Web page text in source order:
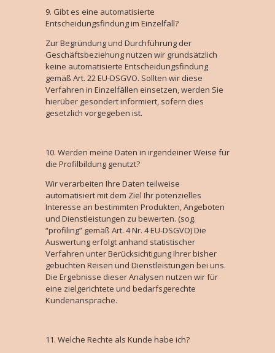
Gibt es eine automatisierte
Entscheidungsfindung im Einzelfall?
Zur Begründung und Durchführung der
Geschäftsbeziehung nutzen wir grundsätzlich
keine automatisierte Entscheidungsfindung
gemäß Art. 22 EU-DSGVO. Sollten wir diese
Verfahren in Einzelfällen einsetzen, werden Sie
hierüber gesondert informiert, sofern dies
gesetzlich vorgegeben ist.
Werden meine Daten in irgendeiner Weise für
die Profilbildung genutzt?
Wir verarbeiten Ihre Daten teilweise
automatisiert mit dem Ziel Ihr potenzielles
Interesse an bestimmten Produkten, Angeboten
und Dienstleistungen zu bewerten. (sog.
“profiling” gemäß Art. 4 Nr. 4 EU-DSGVO) Die
Auswertung erfolgt anhand statistischer
Verfahren unter Berücksichtigung Ihrer bisher
gebuchten Reisen und Dienstleistungen bei uns.
Die Ergebnisse dieser Analysen nutzen wir für
eine zielgerichtete und bedarfsgerechte
Kundenansprache.
Welche Rechte als Kunde habe ich?